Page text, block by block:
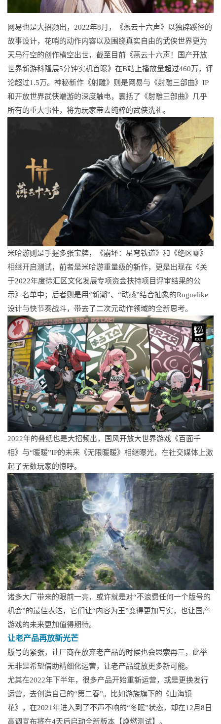
网易也是大招频出，2022年8月，《燕云十六声》以独辟蹊径的
故事设计，花哨的动作内容以及围绕真实自由的武侠世界更为
天马行空的创作横空出世，截至目前《燕云十六声！国产开放
世界新游科隆展5分钟实机首曝》在B站上播放量超过460万，评
论超过1.5万。神秘新作《射雕》则是网易与《射雕三部曲》IP
和开放世界武侠端游的深度触电，囊括了《射雕三部曲》几乎
所有的重大事件，将为玩家带去纯粹的武侠洗礼。
米哈游则是手握多张宝牌，《崩坏：星穹铁道》和《绝区零》
相继开启测试，前者是米哈游重量级的新作，更是出现在《关
于2022年度徐汇区文化发展专项资金扶持项目评审结果的公
示》名单中；后者则是用“新潮”、“动感”结合抽象的Roguelike
设计与快节奏战斗，带去了二次元动作领域的全新思考。
2022年的叠纸也是大招频出，国风开放大世界游戏《百面千
相》与“暖暖”IP的未来《无限暖暖》相继曝光，在社交媒体上激
起了无数玩家的惊呼。
诸多大厂带来的眼前一亮，或许就是对“不浪费任何一个版号的
机会”的最佳表达，它们让“内容为王”变得更加写实，也让国产
游戏的未来更加值得期待。
让老产品再放新光芒
版号的紧张，让厂商在放弃老产品的时候也会思索再三，此举
无非是希望借助精细化运营，让老产品绽放更多新可能。
尤其在2022年下半年，很多产品开始重新运营，或是更换发行
运营，去创造自己的“第二春”。比如游族旗下的《山海镜
花》，在2021年进入到了不声不响的“冬眠”状态，却在12月8日
高调宣布将在4天后启动全新版本【焕燃测试】。